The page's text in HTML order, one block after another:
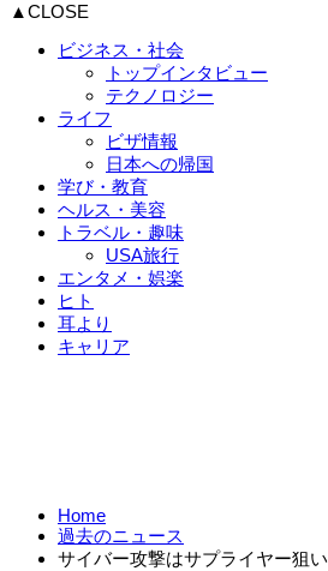
▲CLOSE
ビジネス・社会
トップインタビュー
テクノロジー
ライフ
ビザ情報
日本への帰国
学び・教育
ヘルス・美容
トラベル・趣味
USA旅行
エンタメ・娯楽
ヒト
耳より
キャリア
Home
過去のニュース
サイバー攻撃はサプライヤー狙い